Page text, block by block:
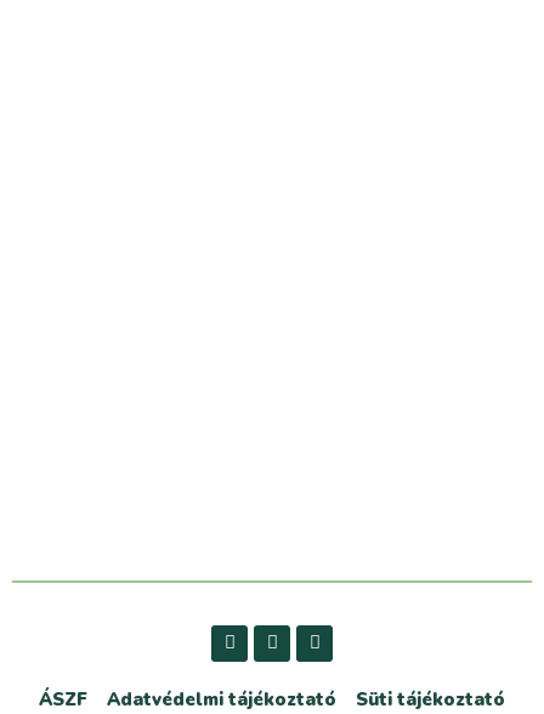
ÁSZF Adatvédelmi tájékoztató
Süti tájékoztató